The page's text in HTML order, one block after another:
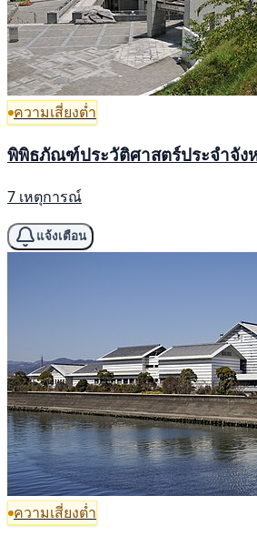
ความเสี่ยงต่ำ
พิพิธภัณฑ์ประวัติศาสตร์ประจำจัง
7 เหตุการณ์
แจ้งเตือน
ความเสี่ยงต่ำ